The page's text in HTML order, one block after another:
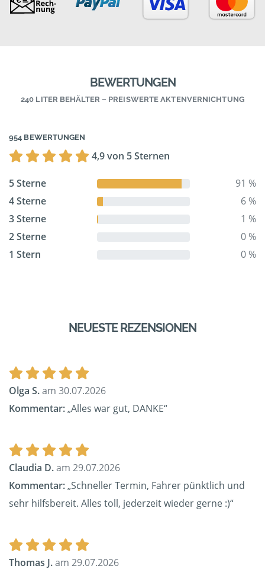
BEWERTUNGEN
240 LITER BEHÄLTER – PREISWERTE AKTENVERNICHTUNG
954 BEWERTUNGEN
4,9 von 5 Sternen
5 Sterne
91 %
4 Sterne
6 %
3 Sterne
1 %
2 Sterne
0 %
1 Stern
0 %
NEUESTE REZENSIONEN
Olga S.am 30.07.2026
Kommentar:„Alles war gut, DANKE“
Claudia D.am 29.07.2026
Kommentar:„Schneller Termin, Fahrer pünktlich und
sehr hilfsbereit. Alles toll, jederzeit wieder gerne :)“
Thomas J.am 29.07.2026